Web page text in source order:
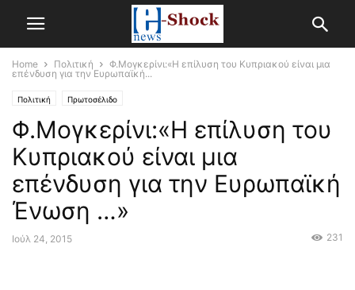
Home Πολιτική
Φ.Μογκερίνι:«Η επίλυση του Κυπριακού είναι μια
επένδυση για την Ευρωπαϊκή...
Πολιτική Πρωτοσέλιδο
Φ.Μογκερίνι:«Η επίλυση του
Κυπριακού είναι μια
επένδυση για την Ευρωπαϊκή
Ένωση …»
Ιούλ 24, 2015 231